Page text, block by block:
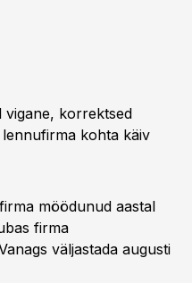
korrektsed
kohta käiv
möödunud aastal
firma
väljastada augusti